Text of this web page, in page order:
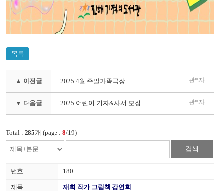
목록
▲ 이전글 2025.4월 주말가족극장 관*자
▼ 다음글 2025 어린이 기자&사서 모집 관*자
Total : 285개 (page : 8/19)
검색
180
재희 작가 그림책 강연회